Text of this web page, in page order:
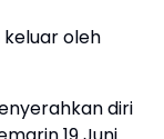
oleh
diri